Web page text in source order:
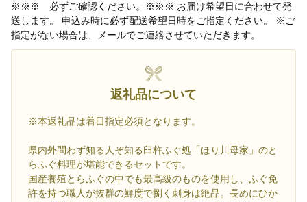
※※※ 必ずご確認ください。※※※ お届け希望日に合わせて発
送します。 申込み時に必ず配送希望日時をご指定ください。 ※ご
指定がない場合は、メールでご連絡させていただきます。
返礼品について
※本返礼品は着日指定必須となります。
県内外問わず知る人ぞ知る臼杵ふぐ処「ほり川母家」のと
らふぐ料理が堪能できるセットです。
国産養殖とらふぐの中でも最高級のものを使用し、ふぐ免
許を持つ職人が抜群の鮮度で捌く刺身は絶品。長めにひか